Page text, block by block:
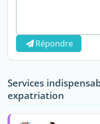
Répondre
Services
expatriation